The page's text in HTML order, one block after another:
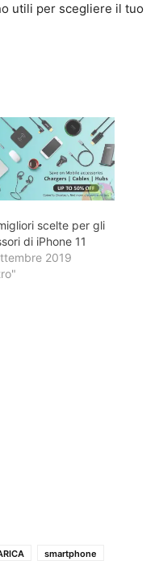
utili per scegliere il tuo
scelte per gli
di iPhone 11
2019
smartphone